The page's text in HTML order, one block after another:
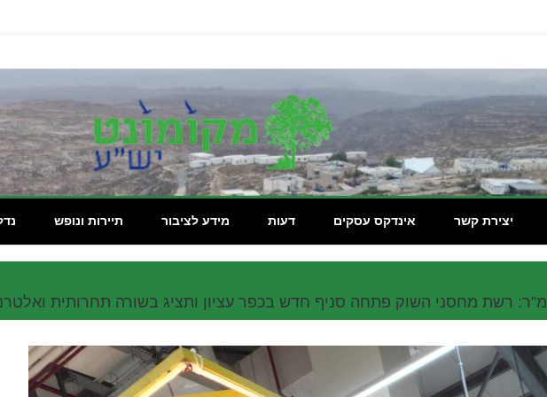
תיירות ונופש מידע לציבור דעות אינדקס עסקים יצירת קשר
2,000 מ”ר: רשת מחסני השוק פתחה סניף חדש בכפר עציון ותציג בשורה תחרותית